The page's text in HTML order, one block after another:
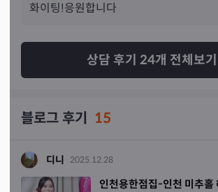
화이팅!응원합니다
상담 후기 24개 전체보기
블로그 후기 15
디니 2025.12.28
인천용한점집-인천 미추홀